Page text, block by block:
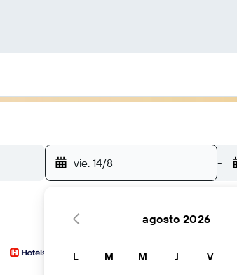
vie. 14/8 -
agosto 2026
L M M J V